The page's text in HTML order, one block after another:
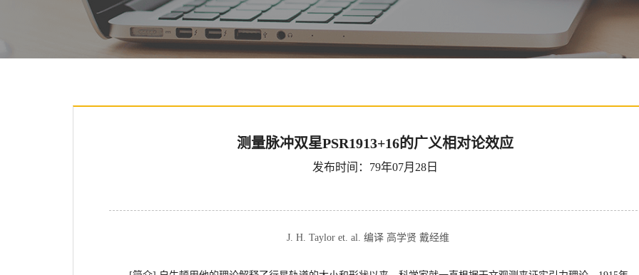
测量脉冲双星PSR1913+16的广义相对论效应
发布时间：79年07月28日
J. H. Taylor et. al. 编译 高学贤 戴经维